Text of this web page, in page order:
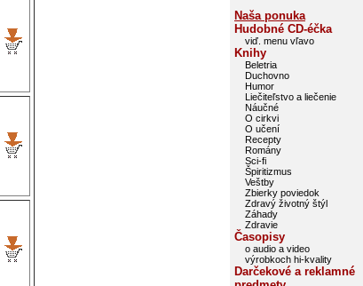
Naša ponuka
Hudobné CD-éčka
viď. menu vľavo
Knihy
Beletria
Duchovno
Humor
Liečiteľstvo a liečenie
Náučné
O cirkvi
O učení
Recepty
Romány
Sci-fi
Špiritizmus
Veštby
Zbierky poviedok
Zdravý životný štýl
Záhady
Zdravie
Časopisy
o audio a video
výrobkoch hi-kvality
Darčekové a reklamné